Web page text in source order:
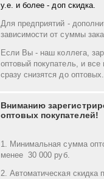
у.е. и более - доп скидка.
Для предприятий -
зависимости от суммы
Если Вы - наш коллега,
оптовый покупатель, и все
сразу снизятся до оптовых.
Вниманию
оптовых покупателей!
1. Минимальная сумма
менее 30 000 руб.
2. Автоматическая скидка